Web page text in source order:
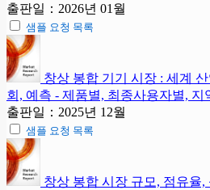
출판일：2026년 01월
샘플 요청 목록
창상 봉합 기기 시장 : 세계
회, 예측 - 제품별, 최종사용자별, 지
출판일：2025년 12월
샘플 요청 목록
창상 봉합 시장 규모, 점유율